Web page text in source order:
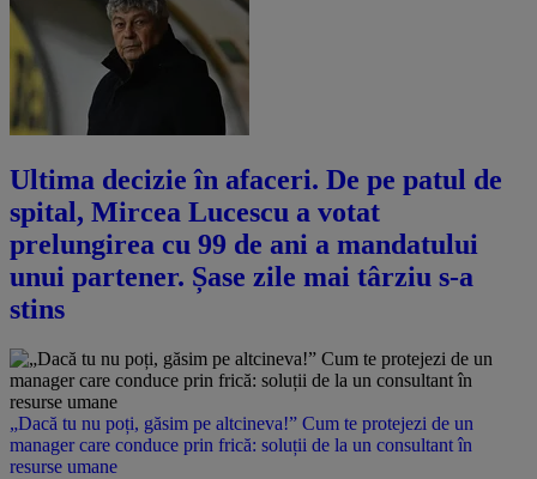
Ultima decizie în afaceri. De pe patul de
spital, Mircea Lucescu a votat
prelungirea cu 99 de ani a mandatului
unui partener. Șase zile mai târziu s-a
stins
„Dacă tu nu poți, găsim pe altcineva!” Cum te protejezi de un
manager care conduce prin frică: soluții de la un consultant în
resurse umane